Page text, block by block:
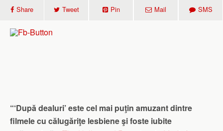
Share Tweet Pin Mail SMS
“‘După dealuri’ este cel mai puţin amuzant dintre
filmele cu călugăriţe lesbiene şi foste iubite